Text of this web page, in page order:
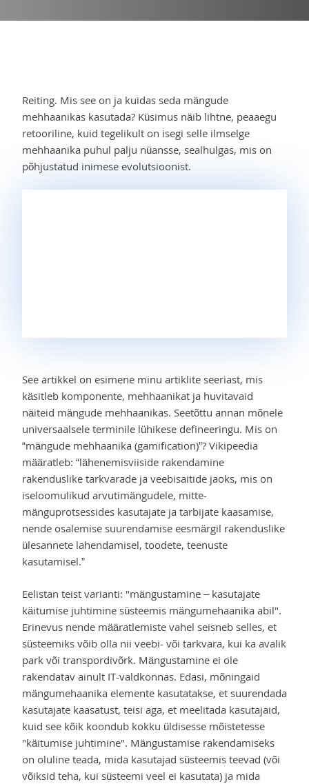
Reiting. Mis see on ja kuidas seda mängude
mehhaanikas kasutada? Küsimus näib lihtne, peaaegu
retooriline, kuid tegelikult on isegi selle ilmselge
mehhaanika puhul palju nüansse, sealhulgas, mis on
põhjustatud inimese evolutsioonist.
See artikkel on esimene minu artiklite seeriast, mis
käsitleb komponente, mehhaanikat ja huvitavaid
näiteid mängude mehhaanikas. Seetõttu annan mõnele
universaalsele terminile lühikese defineeringu. Mis on
“mängude mehhaanika (gamification)”? Vikipeedia
määratleb: “lähenemisviiside rakendamine
rakenduslike tarkvarade ja veebisaitide jaoks, mis on
iseloomulikud arvutimängudele, mitte-
mänguprotsessides kasutajate ja tarbijate kaasamise,
nende osalemise suurendamise eesmärgil rakenduslike
ülesannete lahendamisel, toodete, teenuste
kasutamisel.”
Eelistan teist varianti: "mängustamine – kasutajate
käitumise juhtimine süsteemis mängumehaanika abil".
Erinevus nende määratlemiste vahel seisneb selles, et
süsteemiks võib olla nii veebi- või tarkvara, kui ka avalik
park või transpordivõrk. Mängustamine ei ole
rakendatav ainult IT-valdkonnas. Edasi, mõningaid
mängumehaanika elemente kasutatakse, et suurendada
kasutajate kaasatust, teisi aga, et meelitada kasutajaid,
kuid see kõik koondub kokku üldisesse mõistetesse
"käitumise juhtimine". Mängustamise rakendamiseks
on oluline teada, mida kasutajad süsteemis teevad (või
võiksid teha, kui süsteemi veel ei kasutata) ja mida